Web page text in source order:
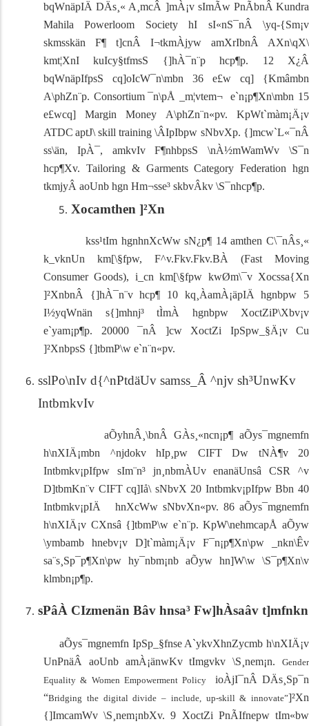
bqWnäpIÄ DÄs¸« A¸mcÂ ]mÀ¡v sImÃw PnÃbnÂ Kundra
Mahila Powerloom SocietyhI sI«nS¯nÂ \yq-{Sm¡v
skmsskän F¶ t]cnÂ I¬tkmÀjyw amXrIbnÂ AXn\qX\
kmt¦XnI kuIcy§tfmsS {]hÀ¯n¨p hcp¶p. 12 X¿Â
bqWnäpIfpsS cq]oIcW¯n\mbn 36 e£w cq] {Kmâmbn
A\phZn¨p. Consortium ¯n\pÅ _m¦vtem¬ e`n¡p¶Xn\mbn 15
e£wcq] Margin Money A\phZn¨n«p­v. KpWt`màm¡Ä¡v
ATDC aptJ\ skill training\ÂIpIbpw sNbvXp. {]mcw`L«¯nÂ
ss\än, IpÀ¯, amkvIv F¶nhbpsS \nÀ½mWamWv \S¯n
hcp¶Xv. Tailoring & Garments Category Federationhgn
tkmjyÂ aoUnb hgn Hm¬sse³ skbvÂkv \S¯nhcp¶p.
Xocamthen ]²Xn
kss¹tIm hgnhnXcWw sN¿p¶ 14 amthen C\¯nÂs¸«
k_vknUn km[\§fpw, F^v.Fkv.Fkv.BÀ (Fast Moving
Consumer Goods), i_cn km[\§fpw kwØm\¯v Xocssa{Xn
]²XnbnÂ {]hÀ¯n¨v hcp¶ 10 kq¸ÀamÀ¡äpIÄ hgnbpw 5
I½yqWnän s{]mhnj³ tÌmÀ hgnbpw XoctZiP\Xbv¡v
e`yam¡p¶p. 20000 ¯nÂ ]cw XoctZi IpSpw_§Ä¡v Cu
]²XnbpsS {]tbmP\w e`n¨n«p­v.
sslPo\nIv d{^nPtdäUv samss_Â ^njv sh³UnwKv
IntbmkvIv
aÕyhnÂ¸\bnÂ GÀs¸«ncn¡p¶ aÕys¯mgnemfn
h\nXIÄ¡mbn ^njdokv hIp¸pw CIFT Dw tNÀ¶v 20
Intbmkv¡pIfpw sIm¨n³ jn¸nbmÀUv enanäUnsâCSR^­v
D]tbmKn¨v CIFTcq]Iå\ sNbvX 20 Intbmkv¡pIfpw Bbn 40
Intbmkv¡pIÄ
hnXcWw sNbvXn«p­v. 86aÕys¯mgnemfn
h\nXIÄ¡v CXnsâ {]tbmP\w e`n¨p. KpW\nehmcapÅ aÕyw
\ymbamb hnebv¡v D]t`màm¡Ä¡v F¯n¡p¶Xn\pw _nkn\Êv
sa¨s¸Sp¯p¶Xn\pw hy¯nbm¡nb aÕyw hn]W\w \S¯p¶Xn\v
klmbn¡p¶p.
sPâÀ CIzmenän Bâv hnsa³ Fw]hÀsaâv t]mfnkn
aÕys¯mgnemfn IpSp_§fnse A`ykvXhnZycmb h\nXIÄ¡v
UnPnäÂ aoUnb amÀ¡änwKv tImgvkv \S¸nem¡n. Gender
Equality & Women Empowerment Policy ioÀjI¯nÂ DÄs¸Sp¯n
“Bridging the digital divide – include, up-skill & innovate”]²Xn
{]ImcamWv \S¸nem¡nbXv. 9 XoctZi PnÃIfnepw tIm«bw